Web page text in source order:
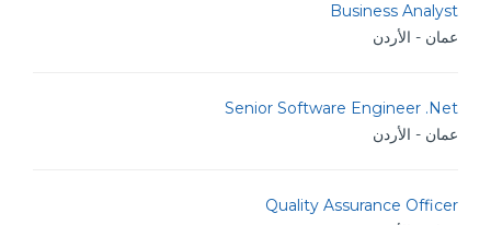
Business Analyst
عمان - الأردن
Senior Software Engineer .Net
عمان - الأردن
Quality Assurance Officer